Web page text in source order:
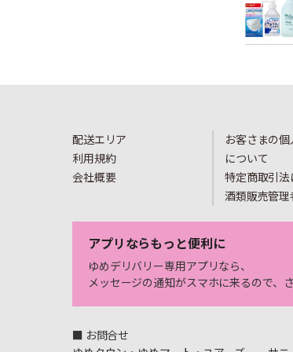
配送エリア
利用規約
会社概要
お客さまの
について
特定商取引
酒類販売管理
アプリならもっと便利に
ゆめデリバリー専用アプリなら、
メッセージの通知がスマホに来るので、さ
■ お問合せ